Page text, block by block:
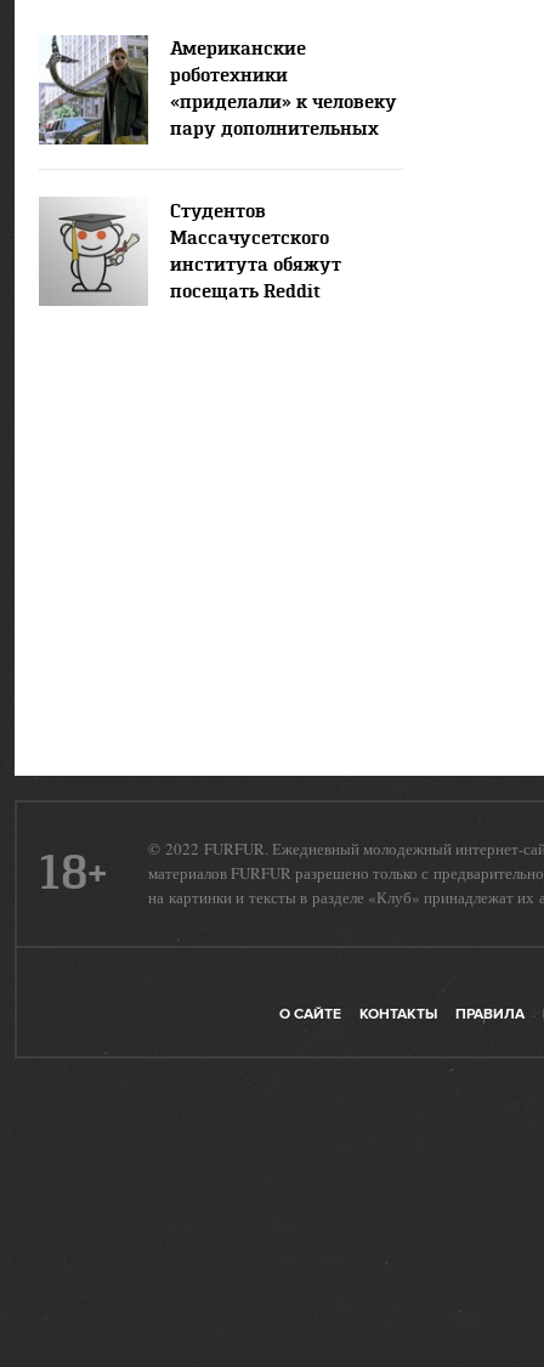
Американские
роботехники
«приделали» к человеку
пару дополнительных
Студентов
Массачусетского
института обяжут
посещать Reddit
18+
© 2022 FURFUR. Ежедневный молодежный интернет-
материалов FURFUR разрешено только с
на картинки и тексты в разделе «Клуб» принадлежат их
О САЙТЕ КОНТАКТЫ ПРАВИЛА